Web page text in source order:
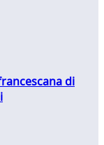
di